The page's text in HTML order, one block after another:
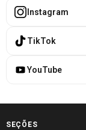
Instagram
TikTok
YouTube
SEÇÕES